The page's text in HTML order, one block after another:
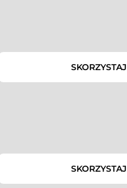
SKORZYSTAJ
SKORZYSTAJ